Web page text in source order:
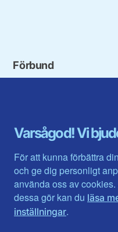
Varsågod! Vi
För att kunna förbättra
och ge dig personligt
använda oss av
dessa gör kan du läsa
inställningar.
Förbund
Gävleborg
Halland
Jämtlands län
Jönköpings län
Kalmar län
Kronobergs län
Norrbotten
Skåne län